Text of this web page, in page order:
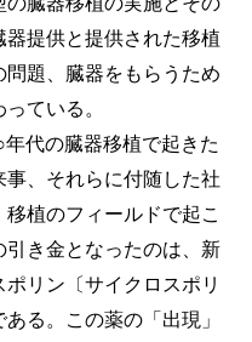
提供と提供された移植
題、臓器をもらうため
ている。
代の臓器移植で起きた
、それらに付随した社
植のフィールドで起こ
き金となったのは、新
リン〔サイクロスポリ
る。この薬の「出現」